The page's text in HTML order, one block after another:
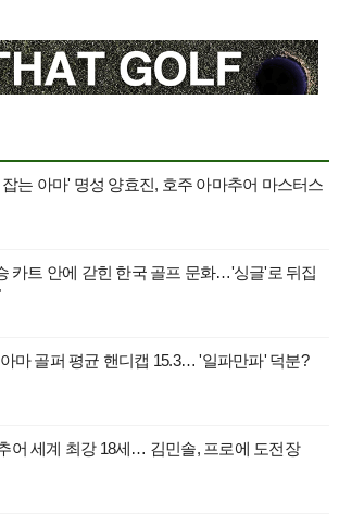
는 아마' 명성 양효진, 호주 아마추어 마스터스
카트 안에 갇힌 한국 골프 문화…'싱글'로 뒤집
마 골퍼 평균 핸디캡 15.3… '일파만파' 덕분?
어 세계 최강 18세… 김민솔, 프로에 도전장